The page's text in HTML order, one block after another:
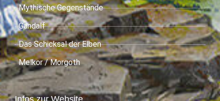
Mythische Gegenstände
Gandalf
Das Schicksal der Elben
Melkor / Morgoth